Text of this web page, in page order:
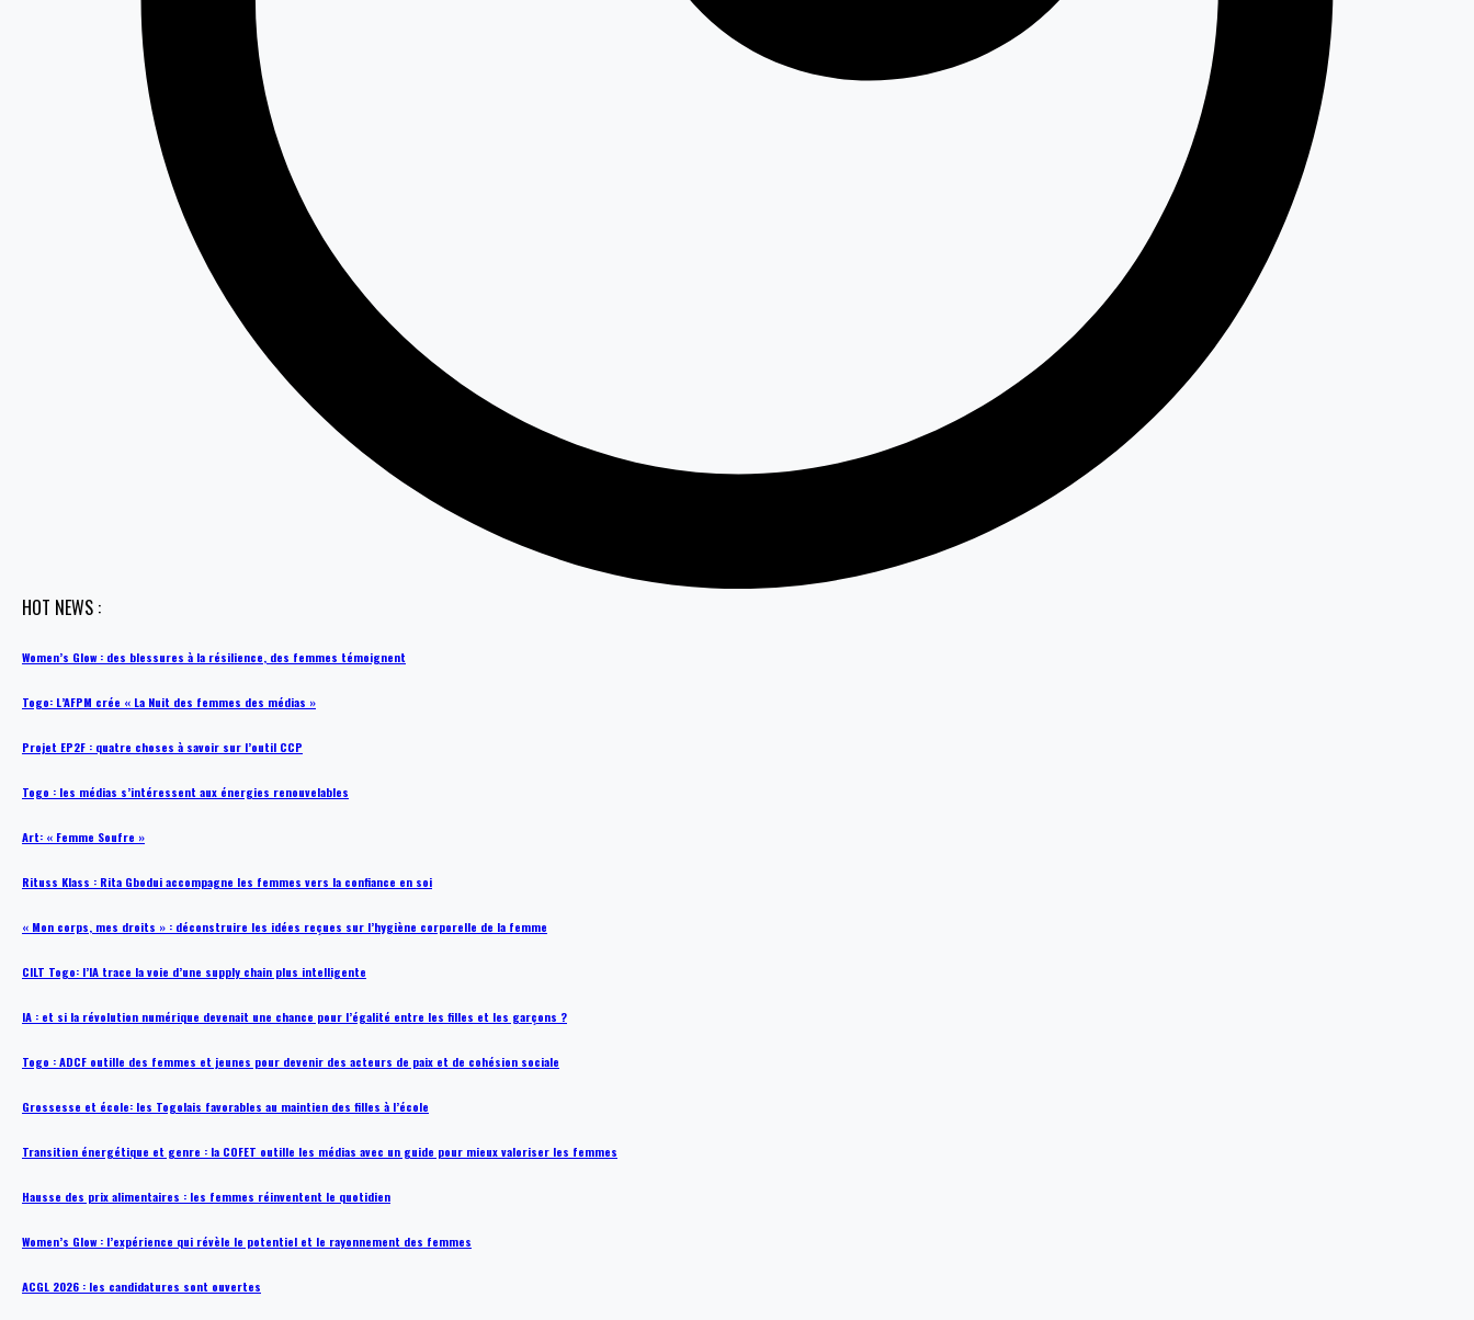
HOT NEWS :
Women’s Glow : des blessures à la résilience, des femmes témoignent
Togo: L’AFPM crée « La Nuit des femmes des médias »
Projet EP2F : quatre choses à savoir sur l’outil CCP
Togo : les médias s’intéressent aux énergies renouvelables
Art: « Femme Soufre »
Rituss Klass : Rita Gbodui accompagne les femmes vers la confiance en soi
« Mon corps, mes droits » : déconstruire les idées reçues sur l’hygiène corporelle de la femme
CILT Togo: l’IA trace la voie d’une supply chain plus intelligente
IA : et si la révolution numérique devenait une chance pour l’égalité entre les filles et les garçons ?
Togo : ADCF outille des femmes et jeunes pour devenir des acteurs de paix et de cohésion sociale
Grossesse et école: les Togolais favorables au maintien des filles à l’école
Transition énergétique et genre : la COFET outille les médias avec un guide pour mieux valoriser les femmes
Hausse des prix alimentaires : les femmes réinventent le quotidien
Women’s Glow : l’expérience qui révèle le potentiel et le rayonnement des femmes
ACGL 2026 : les candidatures sont ouvertes